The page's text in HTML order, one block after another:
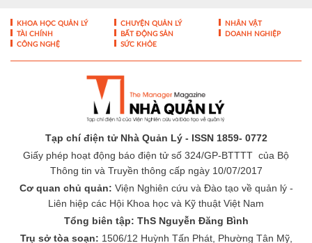
KHOA HỌC QUẢN LÝ CHUYỆN QUẢN LÝ
NHÂN VẬT
TÀI CHÍNH
BẤT ĐỘNG SẢN
DOANH NGHIỆP
CÔNG NGHỆ
SỨC KHỎE
Tạp chí điện tử Nhà Quản Lý - ISSN 1859- 0772
Giấy phép hoạt động báo điện tử số 324/GP-BTTTT của Bộ
Thông tin và Truyền thông cấp ngày 10/07/2017
Cơ quan chủ quản: Viện Nghiên cứu và Đào tạo về quản lý -
Liên hiệp các Hội Khoa học và Kỹ thuật Việt Nam
Tổng biên tập: ThS Nguyễn Đăng Bình
Trụ sở tòa soạn: 1506/12 Huỳnh Tấn Phát, Phường Tân Mỹ,